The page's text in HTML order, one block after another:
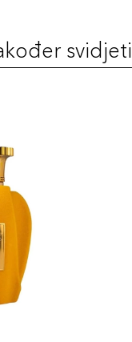
svidjeti